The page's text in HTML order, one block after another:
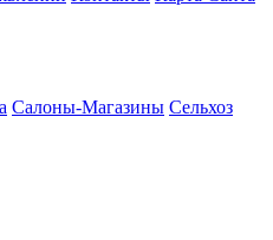
Салоны-Магазины Сельхоз